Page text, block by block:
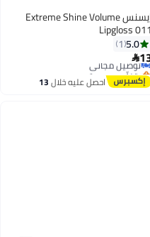
ايسنس Extreme Shine Volume
Lipgloss 011
5.0
1

توصيل مجاني
بتخلّص بسرعة
توصيل مجانياحصل عليه خلال13